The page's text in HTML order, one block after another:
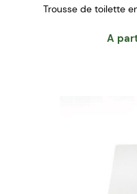
Trousse de toilette
A